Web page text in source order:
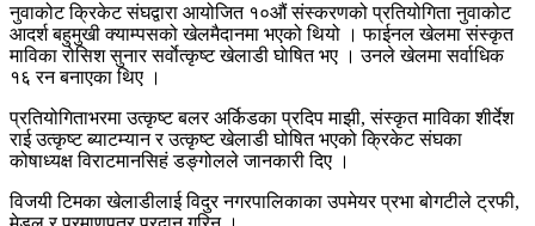
नुवाकोट क्रिकेट संघद्वारा आयोजित १०औं संस्करणको प्रतियोगिता नुवाकोट
आदर्श बहुमुखी क्याम्पसको खेलमैदानमा भएको थियो । फाईनल खेलमा संस्कृत
माविका रोसिश सुनार सर्वाेत्कृष्ट खेलाडी घाेषित भए । उनले खेलमा सर्वाधिक
१६ रन बनाएका थिए ।
प्रतियोगिताभरमा उत्कृष्ट बलर अर्किडका प्रदिप माझी, संस्कृत माविका शीर्देश
राई उत्कृष्ट ब्याटम्यान र उत्कृष्ट खेलाडी घोषित भएको क्रिकेट संघका
कोषाध्यक्ष विराटमानसिहं डङ्गोलले जानकारी दिए ।
विजयी टिमका खेलाडीलाई विदुर नगरपालिकाका उपमेयर प्रभा बोगटीले ट्रफी,